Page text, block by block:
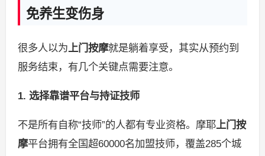
免养生变伤身
很多人以为 上门按摩就是躺着享受，其实从预约到
服务结束，有几个关键点需要注意。
1. 选择靠谱平台与持证技师
不是所有自称“技师”的人都有专业资格。摩耶上门按
摩平台拥有全国超60000名加盟技师，覆盖285个城